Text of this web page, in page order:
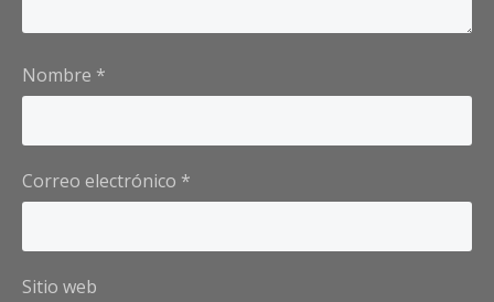
Nombre *
Correo electrónico *
Sitio web